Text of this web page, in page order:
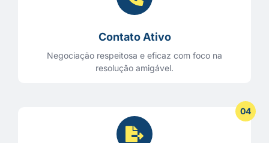
Contato Ativo
Negociação respeitosa e eficaz com foco na
resolução amigável.
04